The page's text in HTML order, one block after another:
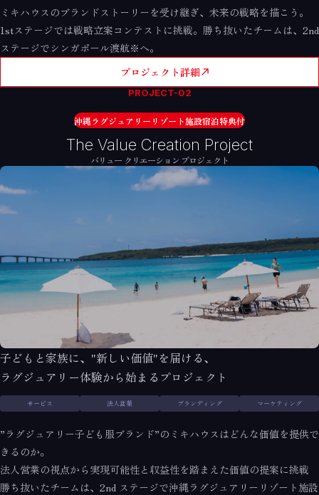
ミキハウスのブランドストーリーを受け継ぎ、未来の戦略を描こう。
1stステージでは戦略立案コンテストに挑戦。 勝ち抜いたチームは、2nd
ステージでシンガポール渡航※へ。
プロジェクト詳細
PROJECT-02
沖縄ラグジュアリーリゾート施設宿泊特典付
The Value Creation Project
バリュー クリエーション プロジェクト
子どもと家族に、"新しい価値"を届ける、
ラグジュアリー体験から始まるプロジェクト
サービス 法人営業 ブランディング マーケティング
”ラグジュアリー子ども服ブランド”のミキハウスはどんな価値を提供で
きるのか。
法人営業の視点から実現可能性と収益性を踏まえた価値の提案に挑戦
勝ち抜いたチームは、2nd ステージで沖縄ラグジュアリーリゾート施設